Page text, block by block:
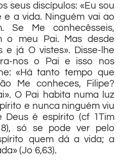
seus discípulos: «Eu sou
a vida. Ninguém vai ao
Se Me conhecêsseis,
o meu Pai. Mas desde
e já O vistes». Disse-lhe
nos o Pai e isso nos
«Há tanto tempo que
Me conheces, Filipe?
O Pai habita numa luz
e nunca ninguém viu
Deus é espírito (cf 1Tim
só se pode ver pelo
quem dá a vida; a
(Jo 6,63).